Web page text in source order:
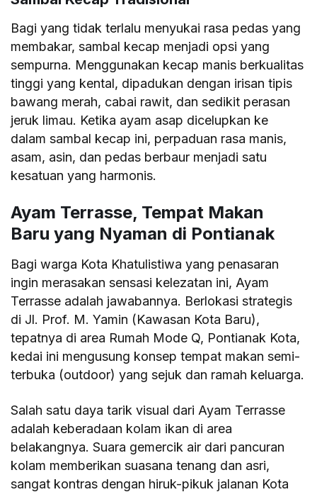
Bagi yang tidak terlalu menyukai rasa pedas yang
membakar, sambal kecap menjadi opsi yang
sempurna. Menggunakan kecap manis berkualitas
tinggi yang kental, dipadukan dengan irisan tipis
bawang merah, cabai rawit, dan sedikit perasan
jeruk limau. Ketika ayam asap dicelupkan ke
dalam sambal kecap ini, perpaduan rasa manis,
asam, asin, dan pedas berbaur menjadi satu
kesatuan yang harmonis.
Ayam Terrasse, Tempat Makan
Baru yang Nyaman di Pontianak
Bagi warga Kota Khatulistiwa yang penasaran
ingin merasakan sensasi kelezatan ini, Ayam
Terrasse adalah jawabannya. Berlokasi strategis
di Jl. Prof. M. Yamin (Kawasan Kota Baru),
tepatnya di area Rumah Mode Q, Pontianak Kota,
kedai ini mengusung konsep tempat makan semi-
terbuka (outdoor) yang sejuk dan ramah keluarga.
Salah satu daya tarik visual dari Ayam Terrasse
adalah keberadaan kolam ikan di area
belakangnya. Suara gemercik air dari pancuran
kolam memberikan suasana tenang dan asri,
sangat kontras dengan hiruk-pikuk jalanan Kota